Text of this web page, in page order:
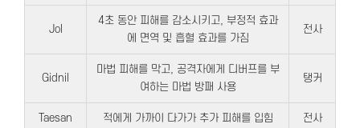
Jol
4초 동안 피해를 감소시키고, 부정적 효과
에 면역 및 흡혈 효과를 가짐
전사
Gidnil
마법 피해를 막고, 공격자에게 디버프를 부
여하는 마법 방패 사용
탱커
Taesan 적에게 가까이 다가가 추가 피해를 입힘 전사